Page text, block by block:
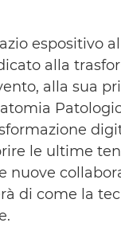
espositivo
alla
alla sua
le ultime
nuove
di come la